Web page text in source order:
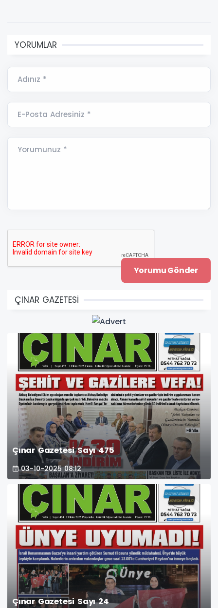
YORUMLAR
Adınız *
E-Posta Adresiniz *
Yorumunuz *
ÇINAR GAZETESİ
Çınar Gazetesi Sayı 475
03-10-2025 08:12
Çınar Gazetesi Sayı 24